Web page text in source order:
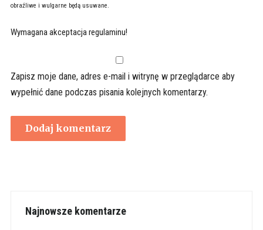
obraźliwe i wulgarne będą usuwane.
Wymagana akceptacja regulaminu!
Zapisz moje dane, adres e-mail i witrynę w przeglądarce aby
wypełnić dane podczas pisania kolejnych komentarzy.
Najnowsze komentarze